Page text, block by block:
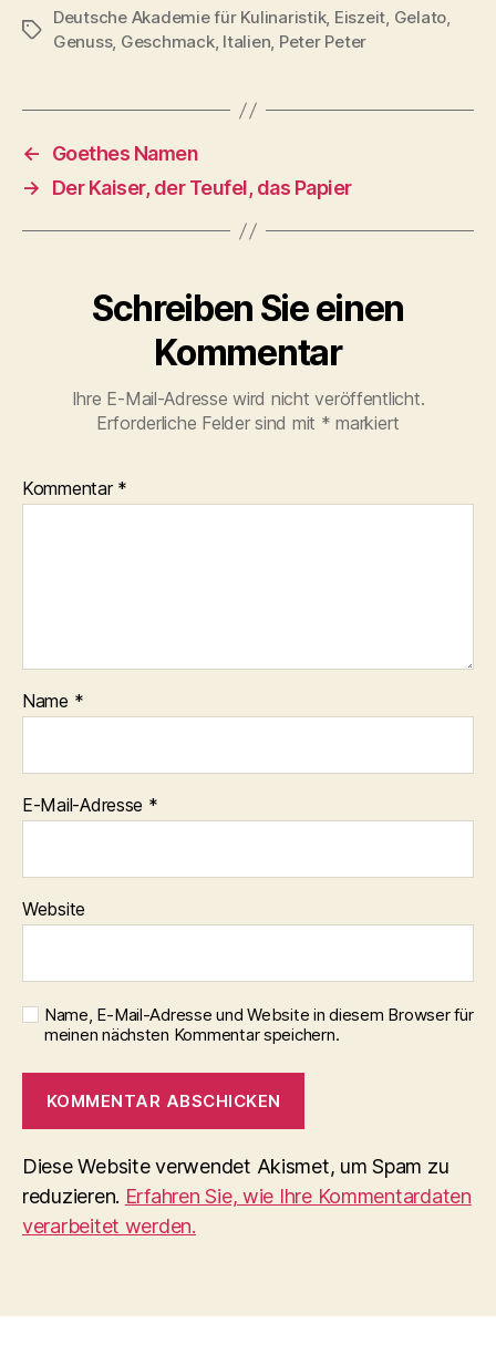
Schlagwörter
Deutsche Akademie für Kulinaristik, Eiszeit, Gelato,
Genuss, Geschmack, Italien, Peter Peter
←
Goethes Namen
→
Der Kaiser, der Teufel, das Papier
Schreiben Sie einen
Kommentar
Ihre E-Mail-Adresse wird nicht veröffentlicht.
Erforderliche Felder sind mit * markiert
Kommentar *
Name *
E-Mail-Adresse *
Website
Name, E-Mail-Adresse und Website in diesem Browser für
meinen nächsten Kommentar speichern.
Diese Website verwendet Akismet, um Spam zu
reduzieren. Erfahren Sie, wie Ihre Kommentardaten
verarbeitet werden.